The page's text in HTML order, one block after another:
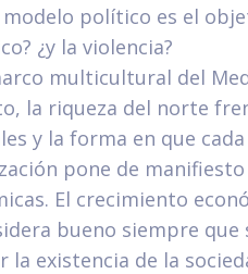
político es el
¿y la violencia?
multicultural del
la riqueza del norte
y la forma en que
pone de
El crecimiento
bueno siempre
la existencia de la